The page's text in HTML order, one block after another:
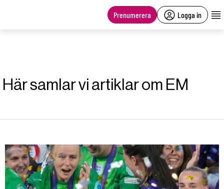
Prenumerera Logga in
Här samlar vi artiklar om EM